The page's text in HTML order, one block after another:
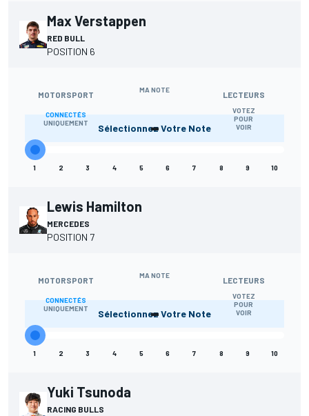
Max Verstappen
RED BULL
POSITION 6
MOTORSPORT
CONNECTÉS
UNIQUEMENT
MA NOTE
-
LECTEURS
VOTEZ
POUR
VOIR
Sélectionnez Votre Note
1 2 3 4 5 6 7 8 9 10
Lewis Hamilton
MERCEDES
POSITION 7
MOTORSPORT
CONNECTÉS
UNIQUEMENT
MA NOTE
-
LECTEURS
VOTEZ
POUR
VOIR
Sélectionnez Votre Note
1 2 3 4 5 6 7 8 9 10
Yuki Tsunoda
RACING BULLS